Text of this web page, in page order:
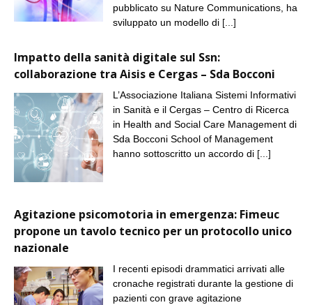
pubblicato su Nature Communications, ha
sviluppato un modello di [...]
Impatto della sanità digitale sul Ssn:
collaborazione tra Aisis e Cergas – Sda Bocconi
L’Associazione Italiana Sistemi Informativi
in Sanità e il Cergas – Centro di Ricerca
in Health and Social Care Management di
Sda Bocconi School of Management
hanno sottoscritto un accordo di [...]
Agitazione psicomotoria in emergenza: Fimeuc
propone un tavolo tecnico per un protocollo unico
nazionale
I recenti episodi drammatici arrivati alle
cronache registrati durante la gestione di
pazienti con grave agitazione